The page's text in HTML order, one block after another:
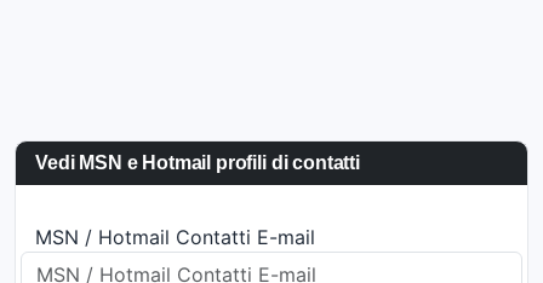
Vedi MSN e Hotmail profili di contatti
MSN / Hotmail Contatti E-mail